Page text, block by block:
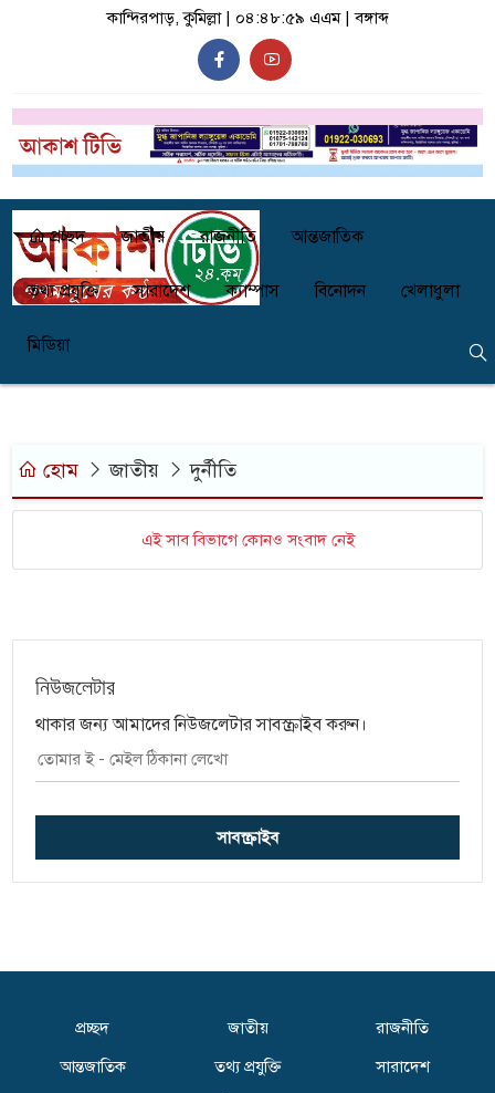
কান্দিরপাড়, কুমিল্লা | ০৪:৪৮:৫৯ এএম|বঙ্গাব্দ
প্রচ্ছদ জাতীয় রাজনীতি আন্তজাতিক
তথ্য প্রযুক্তি সারাদেশ ক্যাম্পাস বিনোদন খেলাধুলা
মিডিয়া
হোম জাতীয় দুর্নীতি
এই সাব বিভাগে কোনও সংবাদ নেই
নিউজলেটার
থাকার জন্য আমাদের নিউজলেটার সাবস্ক্রাইব করুন।
সাবস্ক্রাইব
প্রচ্ছদ জাতীয়
রাজনীতি
আন্তজাতিক
তথ্য প্রযুক্তি
সারাদেশ